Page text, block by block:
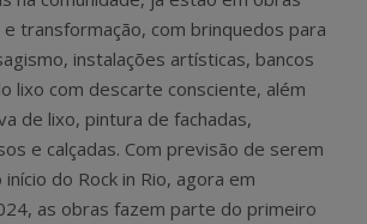
transformação, com brinquedos para
instalações artísticas, bancos
lixo com descarte consciente, além
de lixo, pintura de fachadas,
e calçadas. Com previsão de serem
do Rock in Rio, agora em
as obras fazem parte do primeiro